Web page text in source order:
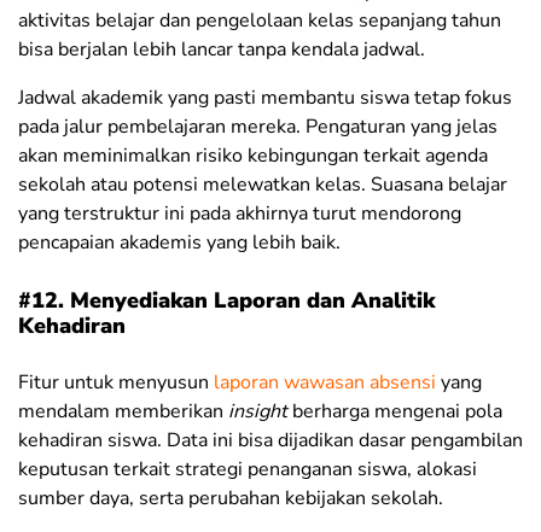
aktivitas belajar dan pengelolaan kelas sepanjang tahun
bisa berjalan lebih lancar tanpa kendala jadwal.
Jadwal akademik yang pasti membantu siswa tetap fokus
pada jalur pembelajaran mereka. Pengaturan yang jelas
akan meminimalkan risiko kebingungan terkait agenda
sekolah atau potensi melewatkan kelas. Suasana belajar
yang terstruktur ini pada akhirnya turut mendorong
pencapaian akademis yang lebih baik.
#12. Menyediakan Laporan dan Analitik
Kehadiran
Fitur untuk menyusun laporan wawasan absensi yang
mendalam memberikan insightberharga mengenai pola
kehadiran siswa. Data ini bisa dijadikan dasar pengambilan
keputusan terkait strategi penanganan siswa, alokasi
sumber daya, serta perubahan kebijakan sekolah.